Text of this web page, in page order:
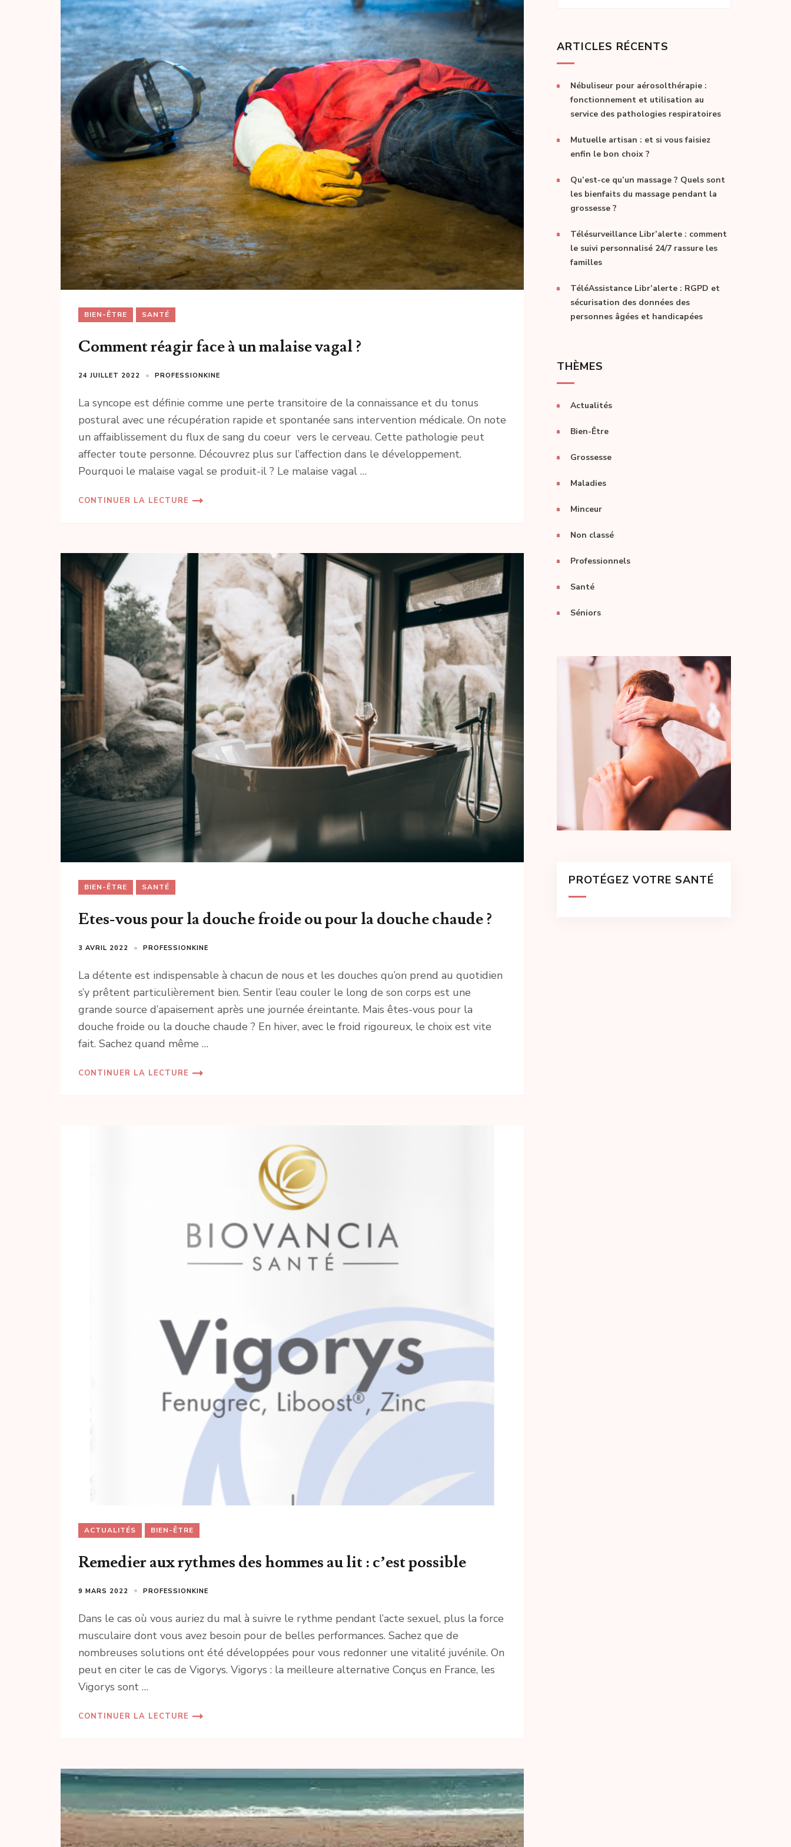
BIEN-ÊTRE SANTÉ
Comment réagir face à un malaise vagal ?
24 JUILLET 2022 PROFESSIONKINE
La syncope est définie comme une perte transitoire de la connaissance et du tonus
postural avec une récupération rapide et spontanée sans intervention médicale. On note
un affaiblissement du flux de sang du coeur vers le cerveau. Cette pathologie peut
affecter toute personne. Découvrez plus sur l’affection dans le développement.
Pourquoi le malaise vagal se produit-il ? Le malaise vagal …
CONTINUER LA LECTURE
BIEN-ÊTRE SANTÉ
Etes-vous pour la douche froide ou pour la douche chaude ?
3 AVRIL 2022 PROFESSIONKINE
La détente est indispensable à chacun de nous et les douches qu’on prend au quotidien
s’y prêtent particulièrement bien. Sentir l’eau couler le long de son corps est une
grande source d’apaisement après une journée éreintante. Mais êtes-vous pour la
douche froide ou la douche chaude ? En hiver, avec le froid rigoureux, le choix est vite
fait. Sachez quand même …
CONTINUER LA LECTURE
ACTUALITÉS BIEN-ÊTRE
Remedier aux rythmes des hommes au lit : c’est possible
9 MARS 2022 PROFESSIONKINE
Dans le cas où vous auriez du mal à suivre le rythme pendant l’acte sexuel, plus la force
musculaire dont vous avez besoin pour de belles performances. Sachez que de
nombreuses solutions ont été développées pour vous redonner une vitalité juvénile. On
peut en citer le cas de Vigorys. Vigorys : la meilleure alternative Conçus en France, les
Vigorys sont …
CONTINUER LA LECTURE
ARTICLES RÉCENTS
Nébuliseur pour aérosolthérapie :
fonctionnement et utilisation au
service des pathologies respiratoires
Mutuelle artisan : et si vous faisiez
enfin le bon choix ?
Qu’est-ce qu’un massage ? Quels sont
les bienfaits du massage pendant la
grossesse ?
Télésurveillance Libr’alerte : comment
le suivi personnalisé 24/7 rassure les
familles
TéléAssistance Libr’alerte : RGPD et
sécurisation des données des
personnes âgées et handicapées
THÈMES
Actualités
Bien-Être
Grossesse
Maladies
Minceur
Non classé
Professionnels
Santé
Séniors
PROTÉGEZ VOTRE SANTÉ